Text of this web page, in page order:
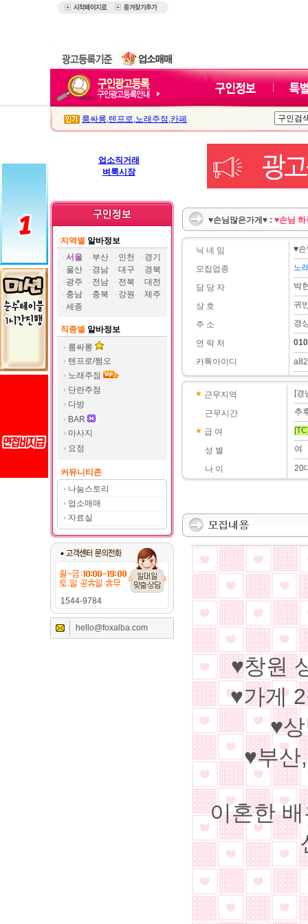
룸싸롱,텐프로,노래주점 ,카페
업소직거래
벼룩시장
지역별 알바정보
서울
부산 인천
경기
울산
경남 대구
경북
광주
전남 전북
대전
충남
충북 강원
제주
세종
직종별 알바정보
룸싸롱
텐프로/쩜오
노래주점
단란주점
다방
BAR
마사지
요정
커뮤니티존
나눔스토리
업소매매
자료실
1544-9784
hello@foxalba.com
♥손님많은가게♥ : ♥손님
닉 네 임
모집업종
담 당 자
상 호
주 소
연 락 처
카톡아이디
♥
노
박
귀
경
근무지역
근무시간
급 여
성 별
나 이
[경
추
여
20
♥창원
♥가게
♥
♥부산
이혼한